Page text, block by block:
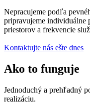
Nepracujeme podľa
pripravujeme individuálne
priestorov a frekvencie
Kontaktujte nás ešte dnes
Ako to funguje
Jednoduchý a prehľadný
realizáciu.